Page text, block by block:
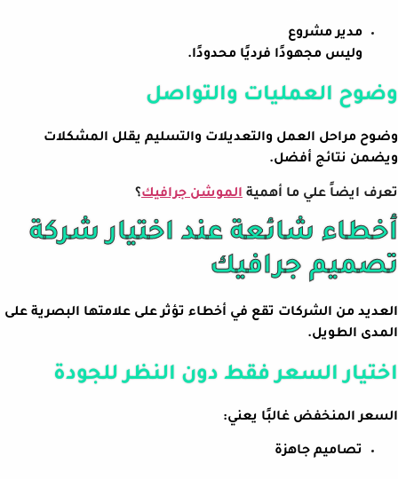
مدير مشروع
وليس مجهودًا فرديًا محدودًا.
وضوح العمليات والتواصل
وضوح مراحل العمل والتعديلات والتسليم يقلل المشكلات
ويضمن نتائج أفضل.
تعرف ايضاً علي ما أهمية الموشن جرافيك؟
أخطاء شائعة عند اختيار شركة
تصميم جرافيك
العديد من الشركات تقع في أخطاء تؤثر على علامتها البصرية على
المدى الطويل.
اختيار السعر فقط دون النظر للجودة
السعر المنخفض غالبًا يعني:
تصاميم جاهزة